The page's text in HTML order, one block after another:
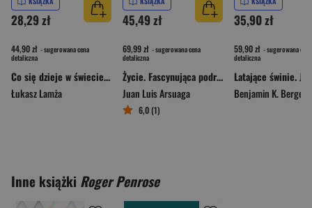
28,29 zł
44,90 zł - sugerowana cena
detaliczna
Co się dzieje w świecie kwantów?
Łukasz Lamża
45,49 zł
69,99 zł - sugerowana cena
detaliczna
Życie. Fascynująca podróż przez 4 miliardy lat (2024)
Juan Luis Arsuaga
6,0 (1)
35,90 zł
59,90 zł - sugerowana cena
detaliczna
Benjamin K. Bergen
Inne książki Roger Penrose